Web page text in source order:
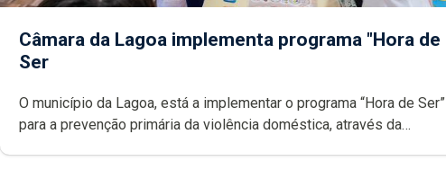
Câmara da Lagoa implementa programa "Hora de
Ser
O município da Lagoa, está a implementar o programa “Hora de Ser”
para a prevenção primária da violência doméstica, através da